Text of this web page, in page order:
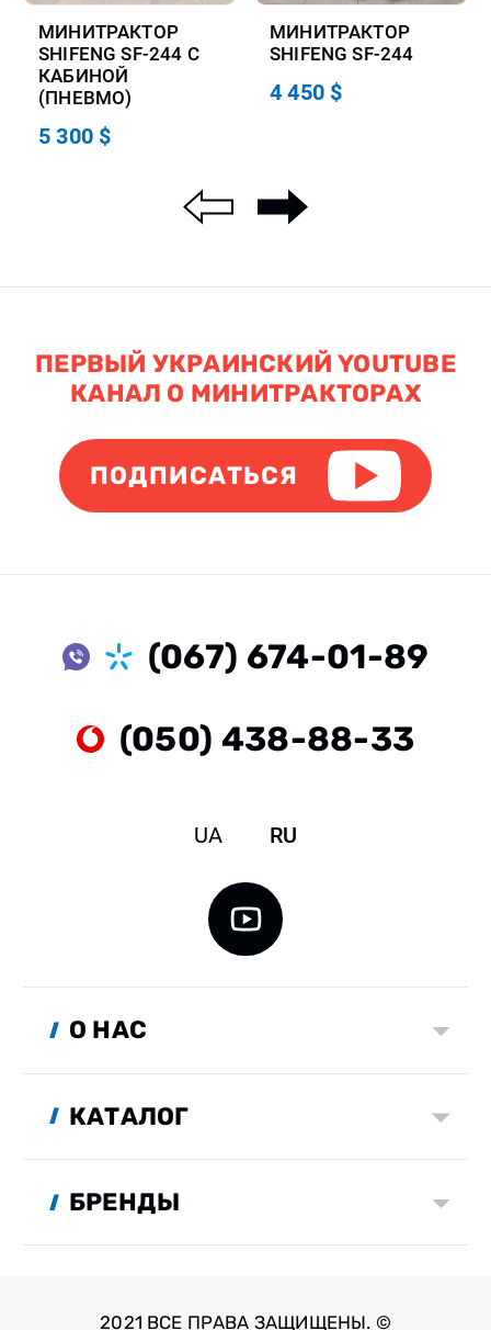
МИНИТРАКТОР
SHIFENG SF-244 С
КАБИНОЙ
(ПНЕВМО)
5 300 $
МИНИТРАКТОР
SHIFENG SF-244
4 450 $
ПЕРВЫЙ УКРАИНСКИЙ YOUTUBE
КАНАЛ О МИНИТРАКТОРАХ
ПОДПИСАТЬСЯ
(067) 674-01-89
(050) 438-88-33
UA RU
О НАС
КАТАЛОГ
БРЕНДЫ
2021 ВСЕ ПРАВА ЗАЩИЩЕНЫ. ©